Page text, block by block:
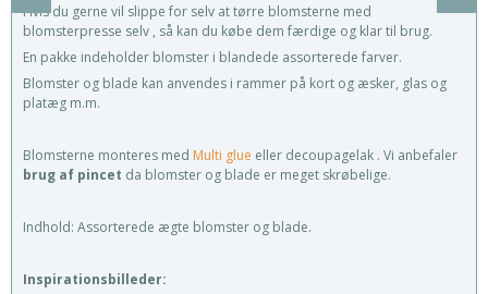
Hvis du gerne vil slippe for selv at tørre blomsterne med
blomsterpresse selv , så kan du købe dem færdige og klar til brug.
En pakke indeholder blomster i blandede assorterede farver.
Blomster og blade kan anvendes i rammer på kort og æsker, glas og
platæg m.m.
Blomsterne monteres med Multi glue eller decoupagelak . Vi anbefaler
brug af pincet da blomster og blade er meget skrøbelige.
Indhold: Assorterede ægte blomster og blade.
Inspirationsbilleder: